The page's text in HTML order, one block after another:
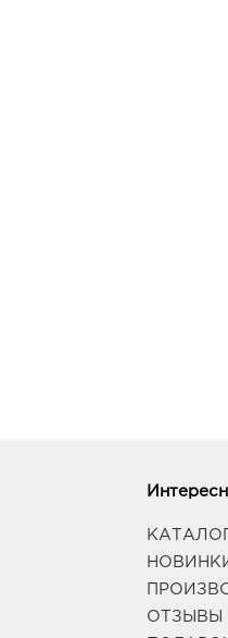
КАТАЛОГ
ОТЗЫВЫ